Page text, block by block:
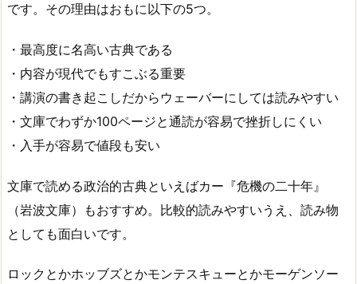
です。その理由はおもに以下の5つ。
・最高度に名高い古典である
・内容が現代でもすこぶる重要
・講演の書き起こしだからウェーバーにしては読みやすい
・文庫でわずか100ページと通読が容易で挫折しにくい
・入手が容易で値段も安い
文庫で読める政治的古典といえばカー『危機の二十年』
（岩波文庫）もおすすめ。比較的読みやすいうえ、読み物
としても面白いです。
ロックとかホッブズとかモンテスキューとかモーゲンソー